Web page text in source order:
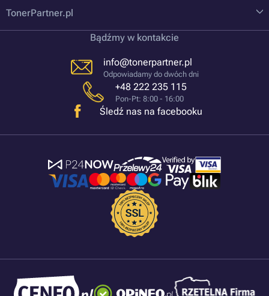
TonerPartner.pl
Bądźmy w kontakcie
info@tonerpartner.pl
Odpowiadamy do dwóch dni
+48 222 235 115
Pon-Pt: 8:00 - 16:00
Śledź nas na facebooku